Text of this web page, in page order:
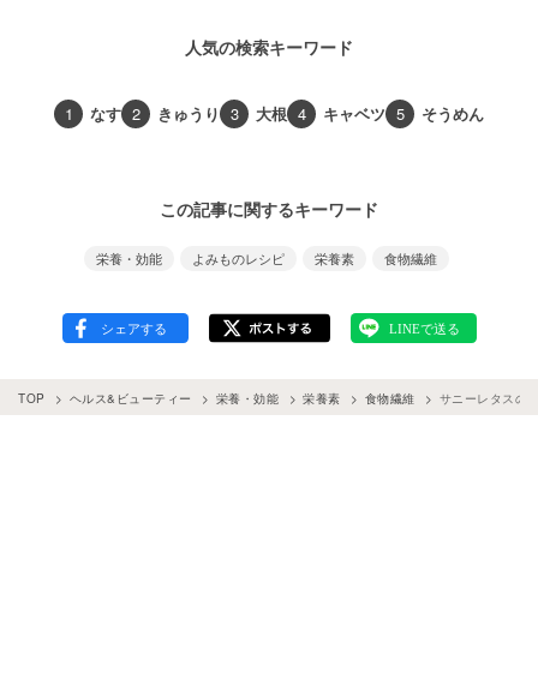
人気の検索キーワード
1 なす 2 きゅうり 3 大根 4 キャベツ 5 そうめん
この記事に関するキーワード
栄養・効能 よみものレシピ 栄養素 食物繊維
TOP ヘルス&ビューティー 栄養・効能 栄養素 食物繊維 サニーレタスの